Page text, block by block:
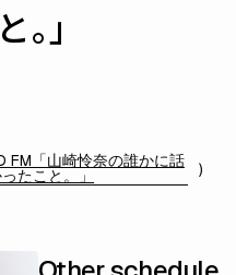
」
FM「山崎怜奈の誰かに話
たこと。」